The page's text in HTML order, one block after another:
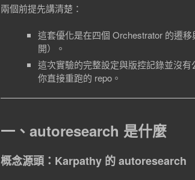
兩個前提先講清楚：
這套優化是在四個 Orchestrator 的遷
開）。
這次實驗的完整設定與版控記錄並沒
你直接重跑的 repo。
一、autoresearch 是什麼
概念源頭：Karpathy 的 autoresearch